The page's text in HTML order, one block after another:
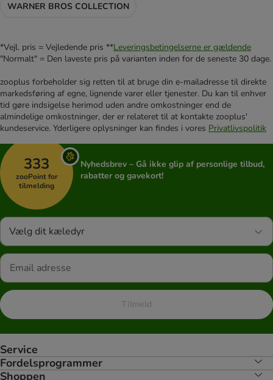
WARNER BROS COLLECTION
*Vejl. pris = Vejledende pris **Leveringsbetingelserne er gældende
"Normalt" = Den laveste pris på varianten inden for de seneste 30 dage.
zooplus forbeholder sig retten til at bruge din e-mailadresse til direkte
markedsføring af egne, lignende varer eller tjenester. Du kan til enhver
tid gøre indsigelse herimod uden andre omkostninger end de
almindelige omkostninger, der er relateret til at kontakte zooplus'
kundeservice. Yderligere oplysninger kan findes i vores Privatlivspolitik
333
zooPoint for
tilmelding
Nyhedsbrev – Gå ikke glip af personlige tilbud,
rabatter og gavekort!
Vælg dit kæledyr
Tilmeld
Service
Fordelsprogrammer
Shoppen